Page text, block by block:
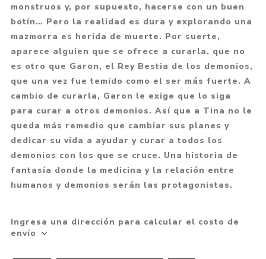
monstruos y, por supuesto, hacerse con un buen
botín… Pero la realidad es dura y explorando una
mazmorra es herida de muerte. Por suerte,
aparece alguien que se ofrece a curarla, que no
es otro que Garon, el Rey Bestia de los demonios,
que una vez fue temido como el ser más fuerte. A
cambio de curarla, Garon le exige que lo siga
para curar a otros demonios. Así que a Tina no le
queda más remedio que cambiar sus planes y
dedicar su vida a ayudar y curar a todos los
demonios con los que se cruce. Una historia de
fantasía donde la medicina y la relación entre
humanos y demonios serán las protagonistas.
Ingresa una dirección para calcular el costo de
envío